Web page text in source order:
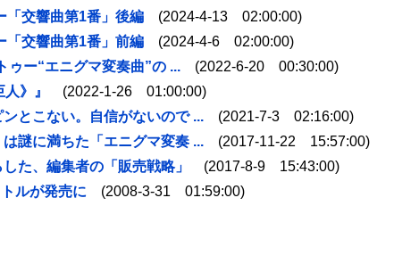
「交響曲第1番」後編 (2024-4-13 02:00:00)
「交響曲第1番」前編 (2024-4-6 02:00:00)
ゥー“エニグマ変奏曲”の ... (2022-6-20 00:30:00)
》』
(2022-1-26 01:00:00)
とこない。自信がないので ... (2021-7-3 02:16:00)
謎に満ちた「エニグマ変奏 ... (2017-11-22 15:57:00)
た、編集者の「販売戦略」
(2017-8-9 15:43:00)
ルが発売に (2008-3-31 01:59:00)